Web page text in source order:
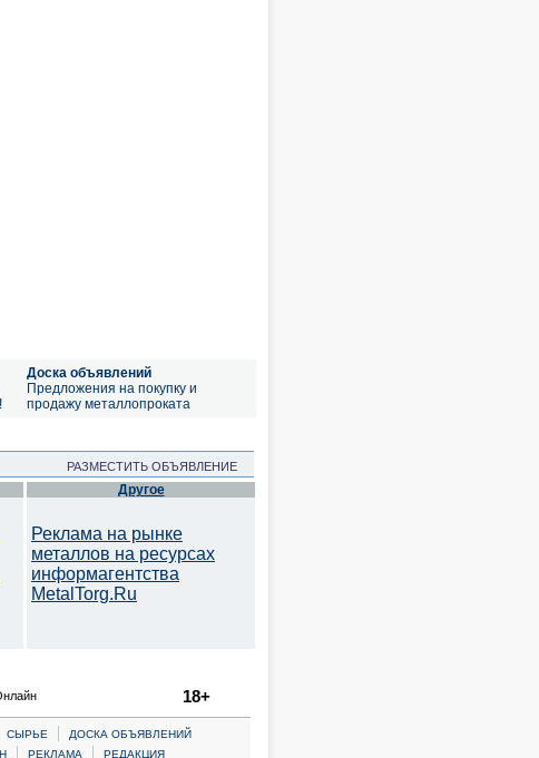
Доска объявлений
Предложения на покупку и
продажу металлопроката
РАЗМЕСТИТЬ ОБЪЯВЛЕНИЕ
Другое
Реклама на рынке
металлов на ресурсах
информагентства
MetalTorg.Ru
18+
CЫРЬЕ |
ДОСКА ОБЪЯВЛЕНИЙ
| РЕКЛАМА | РЕДАКЦИЯ